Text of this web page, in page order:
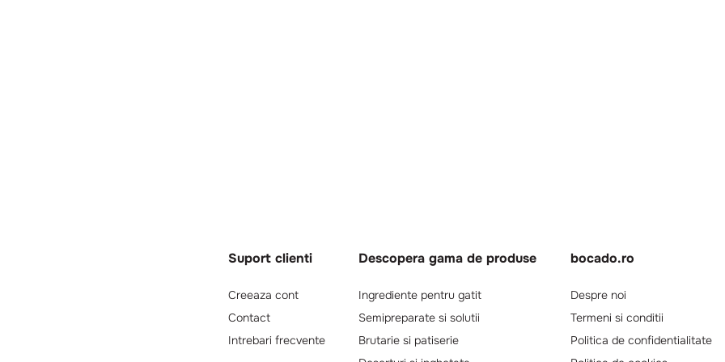
Suport clienti
Creeaza cont
Contact
Intrebari frecvente
Descopera gama de produse
Ingrediente pentru gatit
Semipreparate si solutii
Brutarie si patiserie
bocado.ro
Despre noi
Termeni si conditii
Politica de confidentialitate